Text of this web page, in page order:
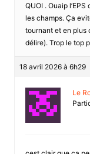
QUOI . Ouaip
les champs. Ça
tournant et en plus
délire). Trop le top
18 avril 2026 à 6h29
Le